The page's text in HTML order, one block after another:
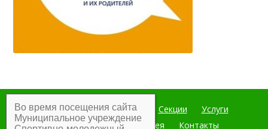
Главная Мероприятия Секции
Услуги
Документы
Фотогалерея Контакты
Во время посещения сайта
Муниципальное учреждение